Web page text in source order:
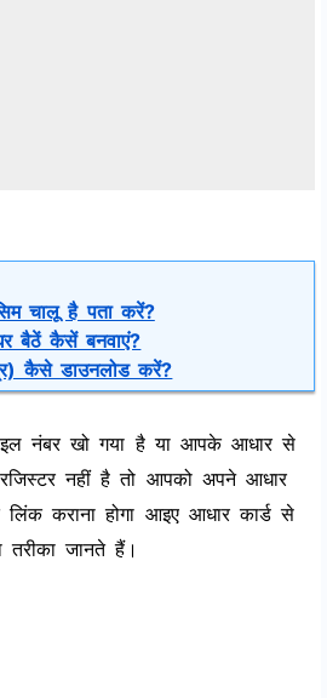
चालू है पता करें?
बैठें कैसें बनवाएं?
कैसे डाउनलोड करें?
नंबर खो गया है या आपके आधार से
नहीं है तो आपको अपने आधार
लिंक कराना होगा आइए आधार कार्ड से
जानते हैं।